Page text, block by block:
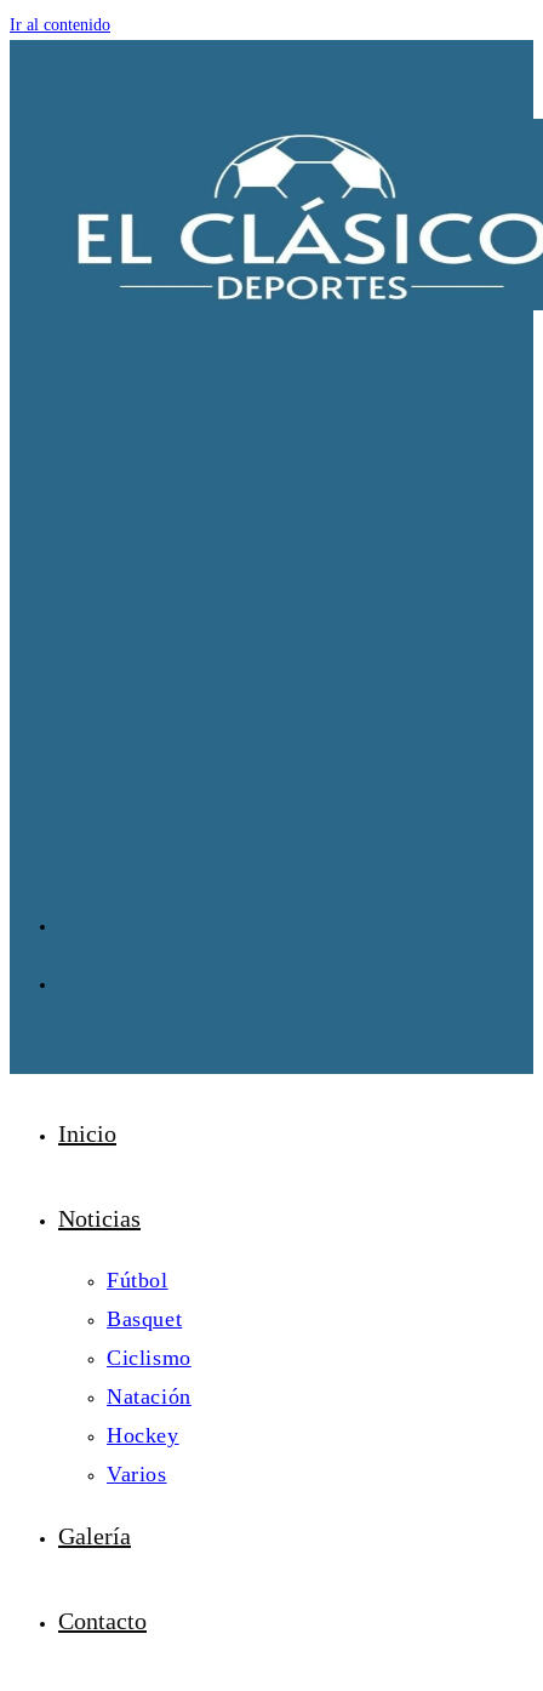
Ir al contenido
Inicio
Noticias
Fútbol
Basquet
Ciclismo
Natación
Hockey
Varios
Galería
Contacto